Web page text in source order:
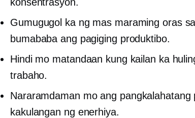
Gumugugol ka ng mas maraming oras
bumababa ang pagiging produktibo.
Hindi mo matandaan kung kailan ka
trabaho.
Nararamdaman mo ang pangkalahatang
kakulangan ng enerhiya.